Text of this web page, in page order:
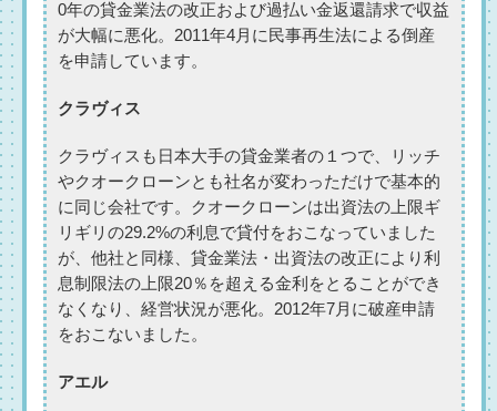
0年の貸金業法の改正および過払い金返還請求で収益
が大幅に悪化。2011年4月に民事再生法による倒産
を申請しています。
クラヴィス
クラヴィスも日本大手の貸金業者の１つで、リッチ
やクオークローンとも社名が変わっただけで基本的
に同じ会社です。クオークローンは出資法の上限ギ
リギリの29.2%の利息で貸付をおこなっていました
が、他社と同様、貸金業法・出資法の改正により利
息制限法の上限20％を超える金利をとることができ
なくなり、経営状況が悪化。2012年7月に破産申請
をおこないました。
アエル